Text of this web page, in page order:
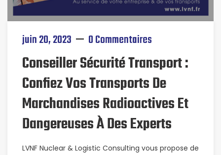
juin 20, 2023 0 Commentaires
Conseiller Sécurité Transport :
Confiez Vos Transports De
Marchandises Radioactives Et
Dangereuses À Des Experts
LVNF Nuclear & Logistic Consulting vous propose de